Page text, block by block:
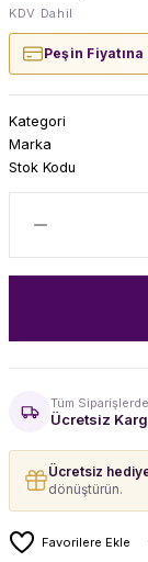
KDV Dahil
Peşin
Kategori
Marka
Stok Kodu
Tüm Siparişlerde
Ücretsiz
Ücretsiz
dönüştürün.